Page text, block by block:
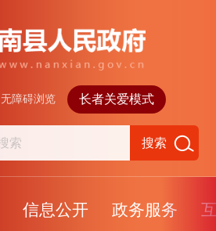
无障碍浏览 长者关爱模式
搜索
信息公开 政务服务